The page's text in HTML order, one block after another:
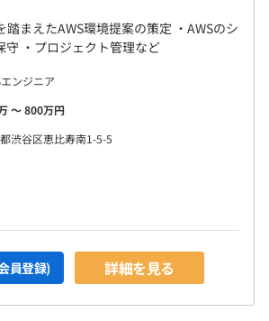
踏まえたAWS環境提案の策定 ・AWSのシ
守 ・プロジェクト管理など
ンジニア
〜 800万円
渋谷区恵比寿南1-5-5
員登録) 詳細を見る